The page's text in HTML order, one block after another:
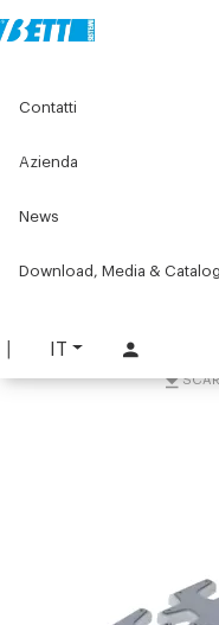
IT
Contatti
Azienda
News
Download, Media &
Componenti per